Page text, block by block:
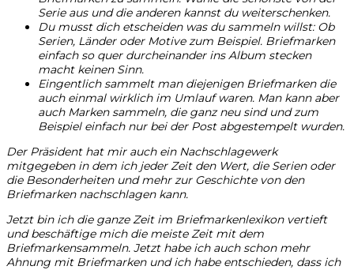
Serie aus und die anderen kannst du weiterschenken.
Du musst dich etscheiden was du sammeln willst: Ob
Serien, Länder oder Motive zum Beispiel. Briefmarken
einfach so quer durcheinander ins Album stecken
macht keinen Sinn.
Eingentlich sammelt man diejenigen Briefmarken die
auch einmal wirklich im Umlauf waren. Man kann aber
auch Marken sammeln, die ganz neu sind und zum
Beispiel einfach nur bei der Post abgestempelt wurden.
Der Präsident hat mir auch ein Nachschlagewerk
mitgegeben in dem ich jeder Zeit den Wert, die Serien oder
die Besonderheiten und mehr zur Geschichte von den
Briefmarken nachschlagen kann.
Jetzt bin ich die ganze Zeit im Briefmarkenlexikon vertieft
und beschäftige mich die meiste Zeit mit dem
Briefmarkensammeln. Jetzt habe ich auch schon mehr
Ahnung mit Briefmarken und ich habe entschieden, dass ich